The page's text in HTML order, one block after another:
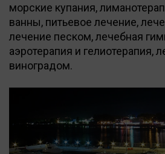
морские купания,
ванны, питьевое лечение,
лечение песком, лечебная
аэротерапия и гелиотерапия,
виноградом.